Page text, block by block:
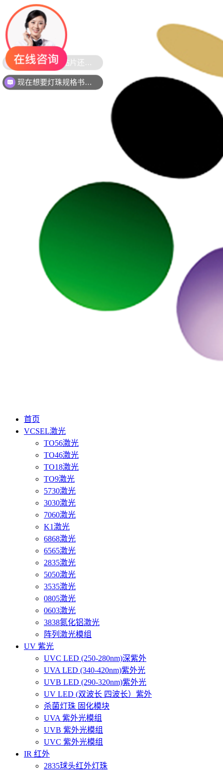
首页
VCSEL激光
TO56激光
TO46激光
TO18激光
TO9激光
5730激光
3030激光
7060激光
K1激光
6868激光
6565激光
2835激光
5050激光
3535激光
0805激光
0603激光
3838氮化铝激光
阵列激光模组
UV 紫光
UVC LED (250-280nm)深紫外
UVA LED (340-420nm)紫外光
UVB LED (290-320nm)紫外光
UV LED (双波长 四波长）紫外
杀菌灯珠 固化模块
UVA 紫外光模组
UVB 紫外光模组
UVC 紫外光模组
IR 红外
2835球头红外灯珠